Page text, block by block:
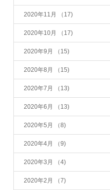
2020年11月 （17)
2020年10月 （17)
2020年9月 （15)
2020年8月 （15)
2020年7月 （13)
2020年6月 （13)
2020年5月 （8)
2020年4月 （9)
2020年3月 （4)
2020年2月 （7)